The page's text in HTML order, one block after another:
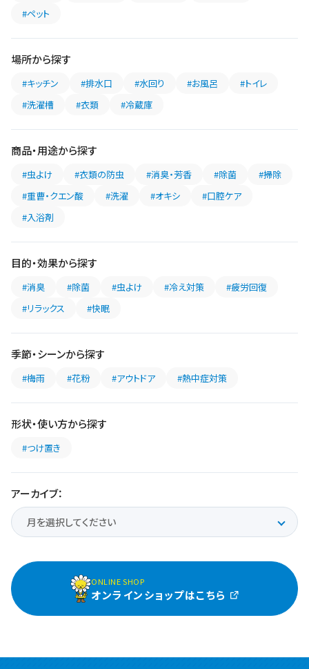
#ペット
場所から探す
#キッチン #排水口 #水回り #お風呂
#トイレ
#洗濯槽
#衣類 #冷蔵庫
商品・用途から探す
#虫よけ #衣類の防虫 #消臭・芳香 #除菌
#掃除
#重曹・クエン酸
#洗濯 #オキシ
#口腔ケア
#入浴剤
目的・効果から探す
#消臭 #除菌 #虫よけ #冷え対策
#疲労回復
#リラックス
#快眠
季節・シーンから探す
#梅雨 #花粉 #アウトドア #熱中症対策
形状・使い方から探す
#つけ置き
アーカイブ：
ONLINE SHOP
オンラインショップはこちら